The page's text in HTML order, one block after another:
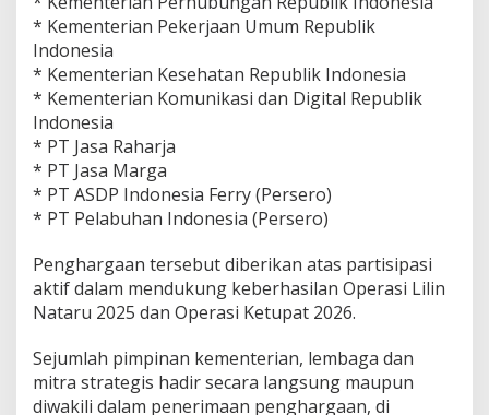
r
k
a
t
r
g
n
t
u
K
e
s
e
* Kementerian Pekerjaan Umum Republik
Indonesia
* Kementerian Kesehatan Republik Indonesia
* Kementerian Komunikasi dan Digital Republik
Indonesia
* PT Jasa Raharja
* PT Jasa Marga
* PT ASDP Indonesia Ferry (Persero)
* PT Pelabuhan Indonesia (Persero)
Penghargaan tersebut diberikan atas partisipasi
aktif dalam mendukung keberhasilan Operasi Lilin
Nataru 2025 dan Operasi Ketupat 2026.
Sejumlah pimpinan kementerian, lembaga dan
mitra strategis hadir secara langsung maupun
diwakili dalam penerimaan penghargaan, di